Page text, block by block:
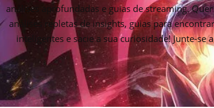
análises aprofundadas e guias de streaming.
análises repletas de insights, guias para
inteligentes e sacie a sua curiosidade! Junte-